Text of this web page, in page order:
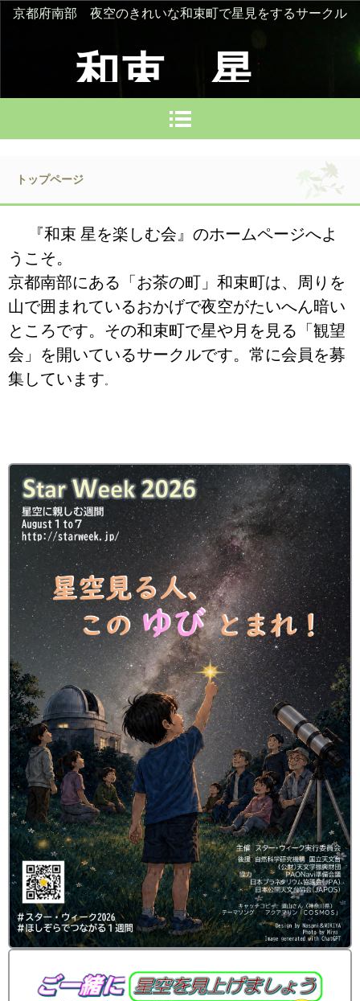
和束 星
を楽しむ
会
京都府南部 夜空のきれいな和束町で星見をするサークル
トップページ
『和束 星を楽しむ会』のホームページへよ
うこそ。
京都南部にある「お茶の町」和束町は、周りを
山で囲 まれているおかげで夜空がたいへん暗い
ところです。その和束町で星や月を見る「観望
会」を開いているサークルです。常に会員を募
集しています。